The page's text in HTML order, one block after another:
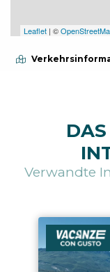
Leaflet | ©
Verwandte